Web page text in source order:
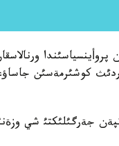
جةرگئلئكتئ شي